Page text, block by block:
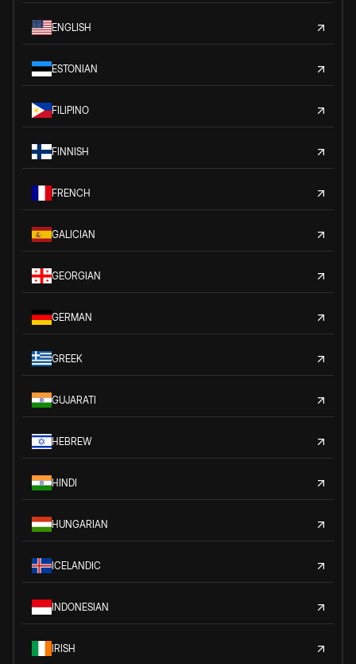
ENGLISH
ESTONIAN
FILIPINO
FINNISH
FRENCH
GALICIAN
GEORGIAN
GERMAN
GREEK
GUJARATI
HEBREW
HINDI
HUNGARIAN
ICELANDIC
INDONESIAN
IRISH